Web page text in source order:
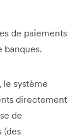
de paiements
banques.
le système
directement
de
(des